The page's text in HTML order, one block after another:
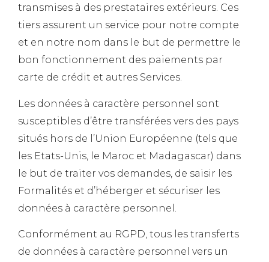
transmises à des prestataires extérieurs. Ces
tiers assurent un service pour notre compte
et en notre nom dans le but de permettre le
bon fonctionnement des paiements par
carte de crédit et autres Services.
Les données à caractère personnel sont
susceptibles d’être transférées vers des pays
situés hors de l’Union Européenne (tels que
les Etats-Unis, le Maroc et Madagascar) dans
le but de traiter vos demandes, de saisir les
Formalités et d’héberger et sécuriser les
données à caractère personnel.
Conformément au RGPD, tous les transferts
de données à caractère personnel vers un